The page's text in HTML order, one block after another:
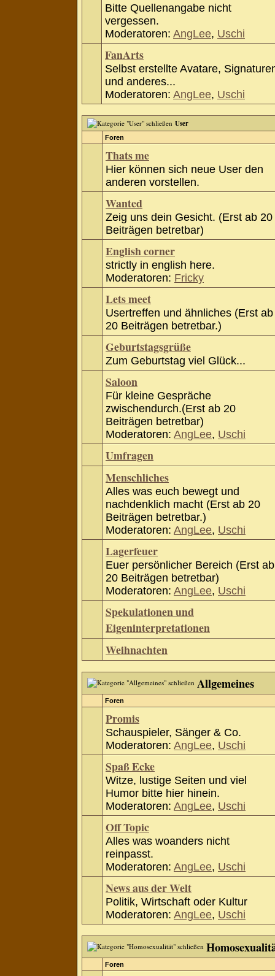
Bitte Quellenangabe nicht
vergessen.
Moderatoren: AngLee, Uschi
FanArts
Selbst erstellte Avatare,
und anderes...
Moderatoren: AngLee, Uschi
User
Foren
Thats me
Hier können sich neue User den
anderen vorstellen.
Wanted
Zeig uns dein Gesicht. (Erst ab 20
Beiträgen betretbar)
English corner
strictly in english here.
Moderatoren: Fricky
Lets meet
Usertreffen und ähnliches (Erst ab
20 Beiträgen betretbar.)
Geburtstagsgrüße
Zum Geburtstag viel Glück...
Saloon
Für kleine Gespräche
zwischendurch.(Erst ab 20
Beiträgen betretbar)
Moderatoren: AngLee, Uschi
Umfragen
Menschliches
Alles was euch bewegt und
nachdenklich macht (Erst ab 20
Beiträgen betretbar.)
Moderatoren: AngLee, Uschi
Lagerfeuer
Euer persönlicher Bereich (Erst ab
20 Beiträgen betretbar)
Moderatoren: AngLee, Uschi
Spekulationen und
Eigeninterpretationen
Weihnachten
Allgemeines
Foren
Promis
Schauspieler, Sänger & Co.
Moderatoren: AngLee, Uschi
Spaß Ecke
Witze, lustige Seiten und viel
Humor bitte hier hinein.
Moderatoren: AngLee, Uschi
Off Topic
Alles was woanders nicht
reinpasst.
Moderatoren: AngLee, Uschi
News aus der Welt
Politik, Wirtschaft oder Kultur
Moderatoren: AngLee, Uschi
Foren